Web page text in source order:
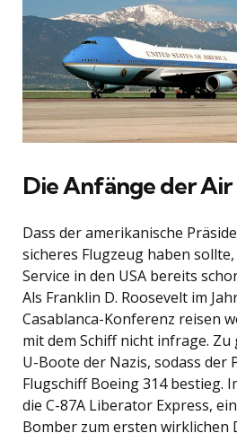
Die Anfänge der Air
Dass der amerikanische
sicheres Flugzeug haben
Service in den USA bereits
Als Franklin D. Roosevelt im
Casablanca-Konferenz reisen
mit dem Schiff nicht infrage.
U-Boote der Nazis, sodass der
Flugschiff Boeing 314 bestieg.
die C-87A Liberator Express,
Bomber zum ersten wirklichen